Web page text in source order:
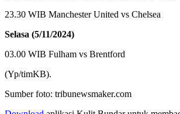
23.30 WIB Manchester United vs Chelsea
Selasa (5/11/2024)
03.00 WIB Fulham vs Brentford
(Yp/timKB).
Sumber foto: tribunewsmaker.com